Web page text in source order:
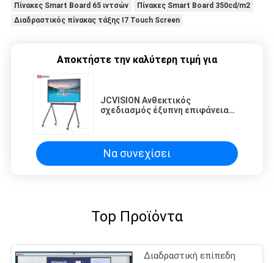
Πίνακες Smart Board 65 ιντσών
Πίνακες Smart Board 350cd/m2
Διαδραστικός πίνακας τάξης I7 Touch Screen
Αποκτήστε την καλύτερη τιμή για
JCVISION Ανθεκτικός
σχεδιασμός έξυπνη επιφάνεια
Να συνεχίσει
Top Προϊόντα
Διαδραστική επίπεδη